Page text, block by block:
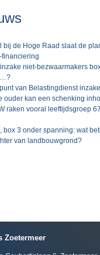
bij de Hoge Raad slaat de
niet-bezwaarmakers
van Belastingdienst
ouder kan een schenking
raken vooral leeftijdsgroep
box 3 onder spanning: wat
van landbouwgrond?
Zoetermeer